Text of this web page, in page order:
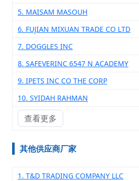
5. MAISAM MASOUH
6. FUJIAN MIXUAN TRADE CO LTD
7. DOGGLES INC
8. SAFEVERINC 6547 N ACADEMY
9. IPETS INC CO THE CORP
10. SYIDAH RAHMAN
查看更多
其他供应商厂家
1. T&D TRADING COMPANY LLC